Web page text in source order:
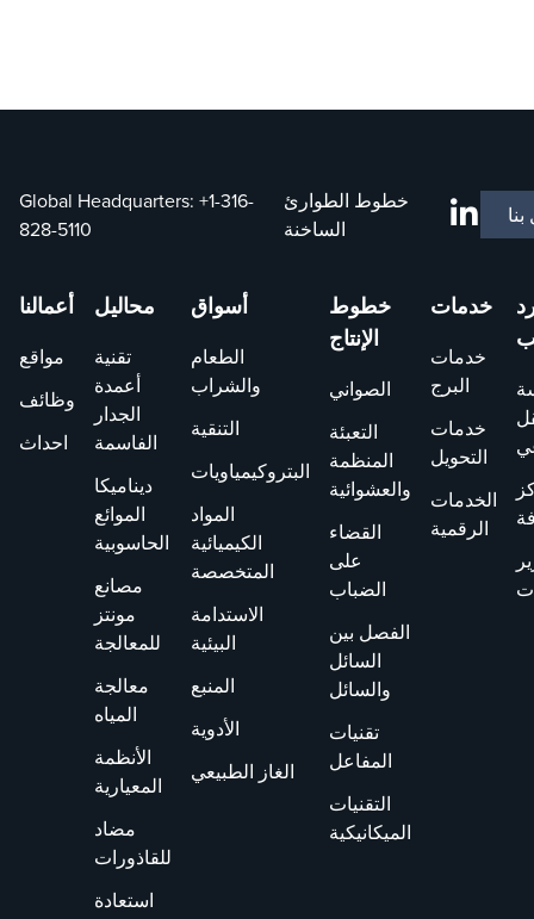
Global Headquarters: +1-316-
828-5110
خطوط الطوارئ
الساخنة
أعمالنا
مواقع
وظائف
احداث
محاليل
تقنية
أعمدة
الجدار
الفاسمة
ديناميكا
الموائع
الحاسوبية
مصانع
مونتز
للمعالجة
معالجة
المياه
الأنظمة
المعيارية
مضاد
للقاذورات
استعادة
أسواق
الطعام
والشراب
التنقية
البتروكيمياويات
المواد
الكيميائية
المتخصصة
الاستدامة
البيئية
المنبع
الأدوية
الغاز الطبيعي
خطوط
الإنتاج
الصواني
التعبئة
المنظمة
والعشوائية
القضاء
على
الضباب
الفصل بين
السائل
والسائل
تقنيات
المفاعل
التقنيات
الميكانيكية
خدمات
خدمات
البرج
خدمات
التحويل
الخدمات
الرقمية